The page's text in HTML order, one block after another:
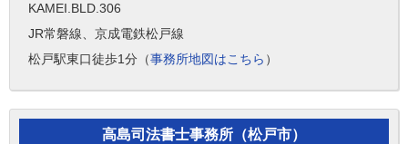
KAMEI.BLD.306
JR常磐線、京成電鉄松戸線
松戸駅東口徒歩1分（事務所地図はこちら ）
高島司法書士事務所（松戸市）